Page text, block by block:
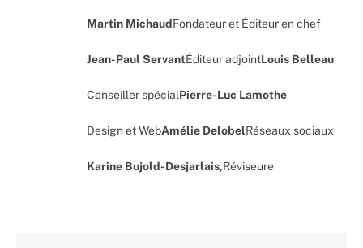
Martin MichaudFondateur et Éditeur en chef
Jean-Paul ServantÉditeur adjointLouis Belleau
Conseiller spécialPierre-Luc Lamothe
Design et WebAmélie DelobelRéseaux sociaux
Karine Bujold-Desjarlais,Réviseure